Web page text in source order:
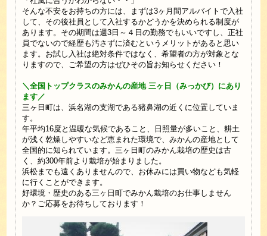
そんな不安をお持ちの方には、まずは3ヶ月間アルバイトで入社
して、その後社員として入社するかどうかを決められる制度が
あります。その期間は週3日～４日の勤務でもいいですし、正社
員でないので経歴も汚さずに済むというメリットがあると思い
ます。お試し入社は絶対条件ではなく、希望者の方が対象とな
りますので、ご希望の方はぜひその旨お知らせください！
＼全国トップクラスのみかんの産地 三ヶ日（みっかび）にあり
ます／
三ヶ日町は、浜名湖の支湖である猪鼻湖の近くに位置していま
す。
年平均16度と温暖な気候であること、日照量が多いこと、耕土
が浅く乾燥しやすいなど恵まれた環境で、みかんの産地として
全国的に知られています。三ヶ日町のみかん栽培の歴史は古
く、約300年前より栽培が始まりました。
浜松までも遠くありませんので、お休みには買い物なども気軽
に行くことができます。
好環境・歴史のある三ヶ日町でみかん栽培のお仕事しません
か？ご応募をお待ちしております！